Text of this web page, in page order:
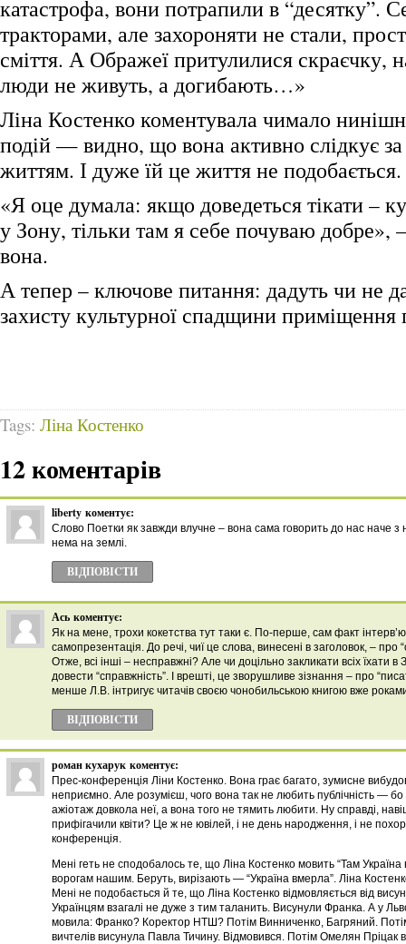
катастрофа, вони потрапили в “десятку”.
тракторами, але захороняти не стали,
сміття. А Ображеї притулилися скраєчку,
люди не живуть, а догибають…»
Ліна Костенко коментувала чимало
подій — видно, що вона активно слідкує
життям. І дуже їй це життя не подобається.
«Я оце думала: якщо доведеться тікати –
у Зону, тільки там я себе почуваю добре», –
вона.
А тепер – ключове питання: дадуть чи не
захисту культурної спадщини приміщення
Tags: Ліна Костенко
12 коментарів
liberty коментує:
Слово Поетки як завжди влучне – вона сама говорить до нас наче з
нема на землі.
ВІДПОВІCТИ
Ась коментує:
Як на мене, трохи кокетства тут таки є. По-перше, сам факт
самопрезентація. До речі, чиї це слова, винесені в заголовок, – про
Отже, всі інші – несправжні? Але чи доцільно закликати всіх їхати
довести “справжність”. І врешті, це зворушливе зізнання – про
менше Л.В. інтригує читачів своєю чонобильською книгою вже
ВІДПОВІCТИ
роман кухарук коментує:
Прес-конференція Ліни Костенко. Вона грає багато, зумисне
неприємно. Але розумієш, чого вона так не любить публічність —
ажіотаж довкола неї, а вона того не тямить любити. Ну справді,
прифігачили квіти? Це ж не ювілей, і не день народження, і не
конференція.
Мені геть не сподобалось те, що Ліна Костенко мовить “Там
ворогам нашим. Беруть, вирізають — “Україна вмерла”. Ліна
Мені не подобається й те, що Ліна Костенко відмовляється від
Українцям взагалі не дуже з тим таланить. Висунули Франка. А у
мовила: Франко? Коректор НТШ? Потім Винниченко, Багряний.
вичтелів висунула Павла Тичину. Відмовився. Потім Омелян Пріцак